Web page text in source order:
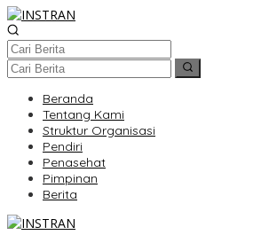
Beranda
Tentang Kami
Struktur Organisasi
Pendiri
Penasehat
Pimpinan
Berita